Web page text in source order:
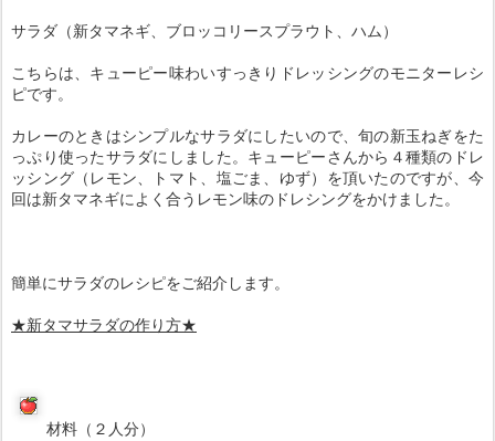
サラダ（新タマネギ、ブロッコリースプラウト、ハム）
こちらは、キューピー味わいすっきりドレッシングのモニターレシ
ピです。
カレーのときはシンプルなサラダにしたいので、旬の新玉ねぎをた
っぷり使ったサラダにしました。キューピーさんから４種類のドレ
ッシング（レモン、トマト、塩ごま、ゆず）を頂いたのですが、今
回は新タマネギによく合うレモン味のドレシングをかけました。
簡単にサラダのレシピをご紹介します。
★新タマサラダの作り方★
材料（２人分）